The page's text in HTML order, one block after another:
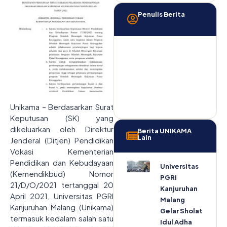
Unikama – Berdasarkan Surat
Keputusan (SK) yang
dikeluarkan oleh Direktur
Jenderal (Ditjen) Pendidikan
Vokasi Kementerian
Pendidikan dan Kebudayaan
(Kemendikbud) Nomor
21/D/O/2021 tertanggal 20
April 2021, Universitas PGRI
Kanjuruhan Malang (Unikama)
termasuk kedalam salah satu
Penulis Berita
Berita UNIKAMA
Lain
Universitas
PGRI
Kanjuruhan
Malang
Gelar Sholat
Idul Adha